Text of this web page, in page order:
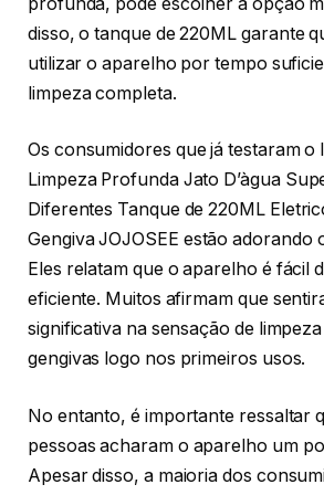
disso, o tanque de 220ML garante
utilizar o aparelho por tempo
limpeza completa.
Os consumidores que já testaram o
Limpeza Profunda Jato D’àgua
Diferentes Tanque de 220ML
Gengiva JOJOSEE estão adorando
Eles relatam que o aparelho é fácil
eficiente. Muitos afirmam que
significativa na sensação de
gengivas logo nos primeiros usos.
No entanto, é importante ressaltar
pessoas acharam o aparelho um
Apesar disso, a maioria dos